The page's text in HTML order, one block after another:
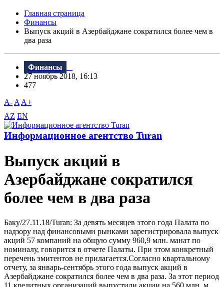
Главная страница
Финансы
Выпуск акций в Азербайджане сократился более чем в
два раза
Финансы
27 ноябрь 2018, 16:13
477
A- A A+
AZ EN
Информационное агентство Turan
Выпуск акций в
Азербайджане сократился
более чем в два раза
Баку/27.11.18/Turan: За девять месяцев этого года Палата по
надзору над финансовыми рынками зарегистрировала выпуск
акций 57 компаний на общую сумму 960,9 млн. манат по
номиналу, говорится в отчете Палаты. При этом конкретный
перечень эмитентов не прилагается.Согласно квартальному
отчету, за январь-сентябрь этого года выпуск акций в
Азербайджане сократился более чем в два раза. За этот период
11 кредитных организаций выпустили акции на 560 млн. м...